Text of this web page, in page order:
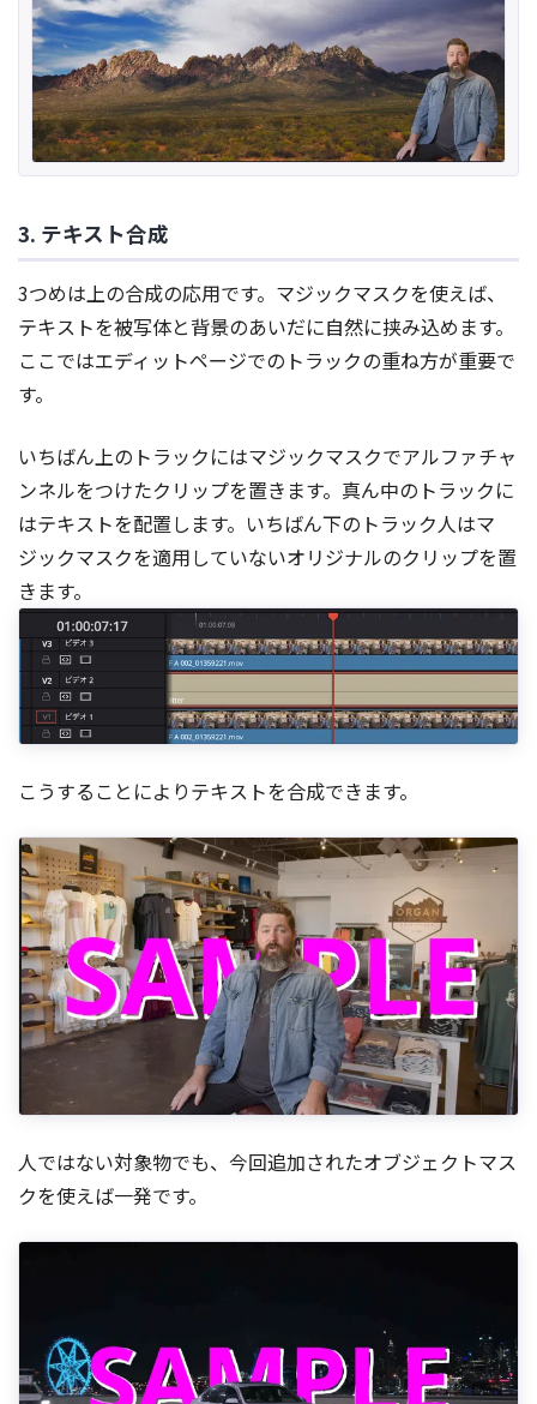
3. テキスト合成
3つめは上の合成の応用です。マジックマスクを使えば、
テキストを被写体と背景のあいだに自然に挟み込めます。
ここではエディットページでのトラックの重ね方が重要で
す。
いちばん上のトラックにはマジックマスクでアルファチャ
ンネルをつけたクリップを置きます。真ん中のトラックに
はテキストを配置します。いちばん下のトラック人はマ
ジックマスクを適用していないオリジナルのクリップを置
きます。
こうすることによりテキストを合成できます。
人ではない対象物でも、今回追加されたオブジェクトマス
クを使えば一発です。